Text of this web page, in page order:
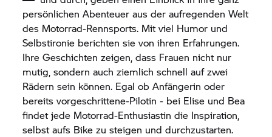
persönlichen Abenteuer aus der aufregenden Welt
des Motorrad-Rennsports. Mit viel Humor und
Selbstironie berichten sie von ihren Erfahrungen.
Ihre Geschichten zeigen, dass Frauen nicht nur
mutig, sondern auch ziemlich schnell auf zwei
Rädern sein können. Egal ob Anfängerin oder
bereits vorgeschrittene-Pilotin - bei Elise und Bea
findet jede Motorrad-Enthusiastin die Inspiration,
selbst aufs Bike zu steigen und durchzustarten.